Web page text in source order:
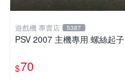
遊戲機 專賣店 5387
PSV 2007 主機專用 螺絲起子
$70